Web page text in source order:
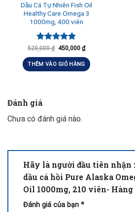
Dầu Cá Tự Nhiên Fish Oil
Healthy Care Omega 3
1000mg, 400 viên
Được xếp
hạng5.00
5 sao
520,000₫ 450,000 ₫
THÊM VÀO GIỎ HÀNG
Đánh giá
Chưa có đánh giá nào.
Hãy là người đầu tiên nhận
dầu cá hồi Pure Alaska
Oil 1000mg, 210 viên- Hàng
Đánh giá của bạn *